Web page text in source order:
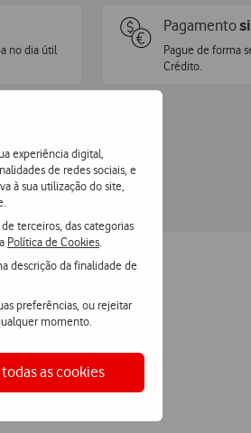
experiência digital,
de redes sociais, e
à sua utilização do site,
terceiros, das categorias
Política de Cookies
descrição da finalidade de
preferências, ou rejeitar
momento.
as cookies
no dia útil
Pagamento
Pague de forma
Crédito.